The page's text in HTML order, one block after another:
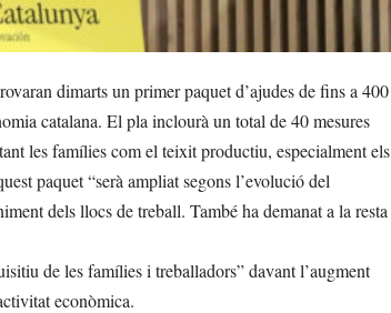
dimarts un primer paquet d’ajudes de fins a 400
catalana. El pla inclourà un total de 40 mesures
les famílies com el teixit productiu, especialment els
paquet “serà ampliat segons l’evolució del
dels llocs de treball. També ha demanat a la resta
de les famílies i treballadors” davant l’augment
econòmica.